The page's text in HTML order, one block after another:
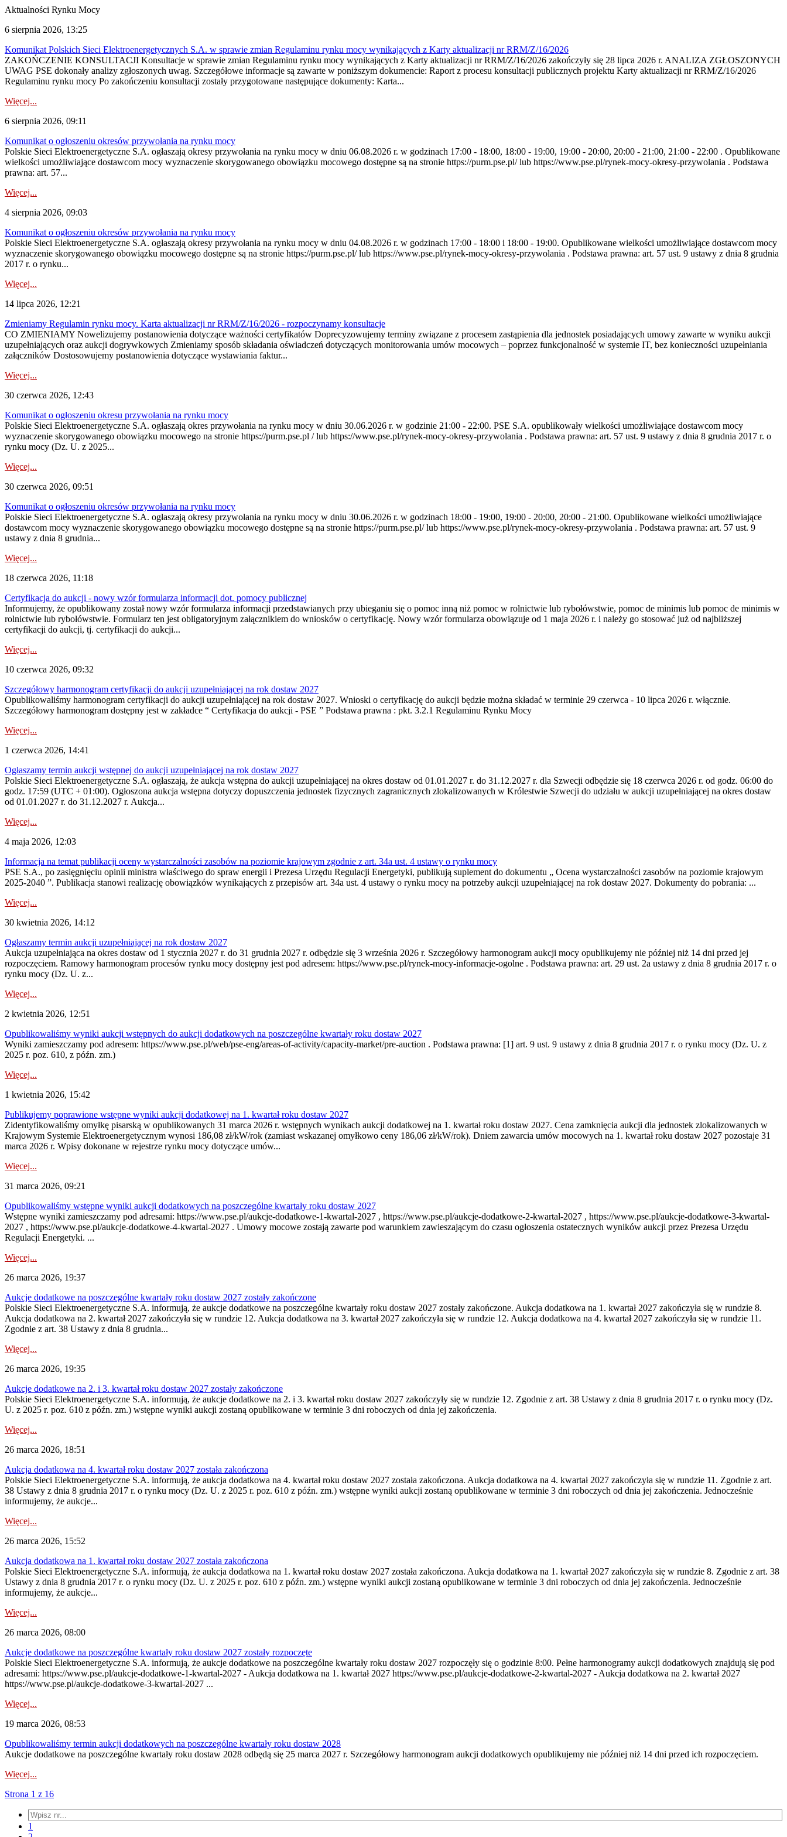
Aktualności Rynku Mocy
6 sierpnia 2026, 13:25
Komunikat Polskich Sieci Elektroenergetycznych S.A. w sprawie zmian Regulaminu rynku mocy wynikających z Karty aktualizacji nr RRM/Z/16/2026
ZAKOŃCZENIE KONSULTACJI Konsultacje w sprawie zmian Regulaminu rynku mocy wynikających z Karty aktualizacji nr RRM/Z/16/2026 zakończyły się 28 lipca 2026 r. ANALIZA ZGŁOSZONYCH
UWAG PSE dokonały analizy zgłoszonych uwag. Szczegółowe informacje są zawarte w poniższym dokumencie: Raport z procesu konsultacji publicznych projektu Karty aktualizacji nr RRM/Z/16/2026
Regulaminu rynku mocy Po zakończeniu konsultacji zostały przygotowane następujące dokumenty: Karta...
Więcej...
6 sierpnia 2026, 09:11
Komunikat o ogłoszeniu okresów przywołania na rynku mocy
Polskie Sieci Elektroenergetyczne S.A. ogłaszają okresy przywołania na rynku mocy w dniu 06.08.2026 r. w godzinach 17:00 - 18:00, 18:00 - 19:00, 19:00 - 20:00, 20:00 - 21:00, 21:00 - 22:00 . Opublikowane
wielkości umożliwiające dostawcom mocy wyznaczenie skorygowanego obowiązku mocowego dostępne są na stronie https://purm.pse.pl/ lub https://www.pse.pl/rynek-mocy-okresy-przywolania . Podstawa
prawna: art. 57...
Więcej...
4 sierpnia 2026, 09:03
Komunikat o ogłoszeniu okresów przywołania na rynku mocy
Polskie Sieci Elektroenergetyczne S.A. ogłaszają okresy przywołania na rynku mocy w dniu 04.08.2026 r. w godzinach 17:00 - 18:00 i 18:00 - 19:00. Opublikowane wielkości umożliwiające dostawcom mocy
wyznaczenie skorygowanego obowiązku mocowego dostępne są na stronie https://purm.pse.pl/ lub https://www.pse.pl/rynek-mocy-okresy-przywolania . Podstawa prawna: art. 57 ust. 9 ustawy z dnia 8 grudnia
2017 r. o rynku...
Więcej...
14 lipca 2026, 12:21
Zmieniamy Regulamin rynku mocy. Karta aktualizacji nr RRM/Z/16/2026 - rozpoczynamy konsultacje
CO ZMIENIAMY Nowelizujemy postanowienia dotyczące ważności certyfikatów Doprecyzowujemy terminy związane z procesem zastąpienia dla jednostek posiadających umowy zawarte w wyniku aukcji
uzupełniających oraz aukcji dogrywkowych Zmieniamy sposób składania oświadczeń dotyczących monitorowania umów mocowych – poprzez funkcjonalność w systemie IT, bez konieczności uzupełniania
załączników Dostosowujemy postanowienia dotyczące wystawiania faktur...
Więcej...
30 czerwca 2026, 12:43
Komunikat o ogłoszeniu okresu przywołania na rynku mocy
Polskie Sieci Elektroenergetyczne S.A. ogłaszają okres przywołania na rynku mocy w dniu 30.06.2026 r. w godzinie 21:00 - 22:00. PSE S.A. opublikowały wielkości umożliwiające dostawcom mocy
wyznaczenie skorygowanego obowiązku mocowego na stronie https://purm.pse.pl / lub https://www.pse.pl/rynek-mocy-okresy-przywolania . Podstawa prawna: art. 57 ust. 9 ustawy z dnia 8 grudnia 2017 r. o
rynku mocy (Dz. U. z 2025...
Więcej...
30 czerwca 2026, 09:51
Komunikat o ogłoszeniu okresów przywołania na rynku mocy
Polskie Sieci Elektroenergetyczne S.A. ogłaszają okresy przywołania na rynku mocy w dniu 30.06.2026 r. w godzinach 18:00 - 19:00, 19:00 - 20:00, 20:00 - 21:00. Opublikowane wielkości umożliwiające
dostawcom mocy wyznaczenie skorygowanego obowiązku mocowego dostępne są na stronie https://purm.pse.pl/ lub https://www.pse.pl/rynek-mocy-okresy-przywolania . Podstawa prawna: art. 57 ust. 9
ustawy z dnia 8 grudnia...
Więcej...
18 czerwca 2026, 11:18
Certyfikacja do aukcji - nowy wzór formularza informacji dot. pomocy publicznej
Informujemy, że opublikowany został nowy wzór formularza informacji przedstawianych przy ubieganiu się o pomoc inną niż pomoc w rolnictwie lub rybołówstwie, pomoc de minimis lub pomoc de minimis w
rolnictwie lub rybołówstwie. Formularz ten jest obligatoryjnym załącznikiem do wniosków o certyfikację. Nowy wzór formularza obowiązuje od 1 maja 2026 r. i należy go stosować już od najbliższej
certyfikacji do aukcji, tj. certyfikacji do aukcji...
Więcej...
10 czerwca 2026, 09:32
Szczegółowy harmonogram certyfikacji do aukcji uzupełniającej na rok dostaw 2027
Opublikowaliśmy harmonogram certyfikacji do aukcji uzupełniającej na rok dostaw 2027. Wnioski o certyfikację do aukcji będzie można składać w terminie 29 czerwca - 10 lipca 2026 r. włącznie.
Szczegółowy harmonogram dostępny jest w zakładce “ Certyfikacja do aukcji - PSE ” Podstawa prawna : pkt. 3.2.1 Regulaminu Rynku Mocy
Więcej...
1 czerwca 2026, 14:41
Ogłaszamy termin aukcji wstępnej do aukcji uzupełniającej na rok dostaw 2027
Polskie Sieci Elektroenergetyczne S.A. ogłaszają, że aukcja wstępna do aukcji uzupełniającej na okres dostaw od 01.01.2027 r. do 31.12.2027 r. dla Szwecji odbędzie się 18 czerwca 2026 r. od godz. 06:00 do
godz. 17:59 (UTC + 01:00). Ogłoszona aukcja wstępna dotyczy dopuszczenia jednostek fizycznych zagranicznych zlokalizowanych w Królestwie Szwecji do udziału w aukcji uzupełniającej na okres dostaw
od 01.01.2027 r. do 31.12.2027 r. Aukcja...
Więcej...
4 maja 2026, 12:03
Informacja na temat publikacji oceny wystarczalności zasobów na poziomie krajowym zgodnie z art. 34a ust. 4 ustawy o rynku mocy
PSE S.A., po zasięgnięciu opinii ministra właściwego do spraw energii i Prezesa Urzędu Regulacji Energetyki, publikują suplement do dokumentu „ Ocena wystarczalności zasobów na poziomie krajowym
2025-2040 ”. Publikacja stanowi realizację obowiązków wynikających z przepisów art. 34a ust. 4 ustawy o rynku mocy na potrzeby aukcji uzupełniającej na rok dostaw 2027. Dokumenty do pobrania: ...
Więcej...
30 kwietnia 2026, 14:12
Ogłaszamy termin aukcji uzupełniającej na rok dostaw 2027
Aukcja uzupełniająca na okres dostaw od 1 stycznia 2027 r. do 31 grudnia 2027 r. odbędzie się 3 września 2026 r. Szczegółowy harmonogram aukcji mocy opublikujemy nie później niż 14 dni przed jej
rozpoczęciem. Ramowy harmonogram procesów rynku mocy dostępny jest pod adresem: https://www.pse.pl/rynek-mocy-informacje-ogolne . Podstawa prawna: art. 29 ust. 2a ustawy z dnia 8 grudnia 2017 r. o
rynku mocy (Dz. U. z...
Więcej...
2 kwietnia 2026, 12:51
Opublikowaliśmy wyniki aukcji wstępnych do aukcji dodatkowych na poszczególne kwartały roku dostaw 2027
Wyniki zamieszczamy pod adresem: https://www.pse.pl/web/pse-eng/areas-of-activity/capacity-market/pre-auction . Podstawa prawna: [1] art. 9 ust. 9 ustawy z dnia 8 grudnia 2017 r. o rynku mocy (Dz. U. z
2025 r. poz. 610, z późn. zm.)
Więcej...
1 kwietnia 2026, 15:42
Publikujemy poprawione wstępne wyniki aukcji dodatkowej na 1. kwartał roku dostaw 2027
Zidentyfikowaliśmy omyłkę pisarską w opublikowanych 31 marca 2026 r. wstępnych wynikach aukcji dodatkowej na 1. kwartał roku dostaw 2027. Cena zamknięcia aukcji dla jednostek zlokalizowanych w
Krajowym Systemie Elektroenergetycznym wynosi 186,08 zł/kW/rok (zamiast wskazanej omyłkowo ceny 186,06 zł/kW/rok). Dniem zawarcia umów mocowych na 1. kwartał roku dostaw 2027 pozostaje 31
marca 2026 r. Wpisy dokonane w rejestrze rynku mocy dotyczące umów...
Więcej...
31 marca 2026, 09:21
Opublikowaliśmy wstępne wyniki aukcji dodatkowych na poszczególne kwartały roku dostaw 2027
Wstępne wyniki zamieszczamy pod adresami: https://www.pse.pl/aukcje-dodatkowe-1-kwartal-2027 , https://www.pse.pl/aukcje-dodatkowe-2-kwartal-2027 , https://www.pse.pl/aukcje-dodatkowe-3-kwartal-
2027 , https://www.pse.pl/aukcje-dodatkowe-4-kwartal-2027 . Umowy mocowe zostają zawarte pod warunkiem zawieszającym do czasu ogłoszenia ostatecznych wyników aukcji przez Prezesa Urzędu
Regulacji Energetyki. ...
Więcej...
26 marca 2026, 19:37
Aukcje dodatkowe na poszczególne kwartały roku dostaw 2027 zostały zakończone
Polskie Sieci Elektroenergetyczne S.A. informują, że aukcje dodatkowe na poszczególne kwartały roku dostaw 2027 zostały zakończone. Aukcja dodatkowa na 1. kwartał 2027 zakończyła się w rundzie 8.
Aukcja dodatkowa na 2. kwartał 2027 zakończyła się w rundzie 12. Aukcja dodatkowa na 3. kwartał 2027 zakończyła się w rundzie 12. Aukcja dodatkowa na 4. kwartał 2027 zakończyła się w rundzie 11.
Zgodnie z art. 38 Ustawy z dnia 8 grudnia...
Więcej...
26 marca 2026, 19:35
Aukcje dodatkowe na 2. i 3. kwartał roku dostaw 2027 zostały zakończone
Polskie Sieci Elektroenergetyczne S.A. informują, że aukcje dodatkowe na 2. i 3. kwartał roku dostaw 2027 zakończyły się w rundzie 12. Zgodnie z art. 38 Ustawy z dnia 8 grudnia 2017 r. o rynku mocy (Dz.
U. z 2025 r. poz. 610 z późn. zm.) wstępne wyniki aukcji zostaną opublikowane w terminie 3 dni roboczych od dnia jej zakończenia.
Więcej...
26 marca 2026, 18:51
Aukcja dodatkowa na 4. kwartał roku dostaw 2027 została zakończona
Polskie Sieci Elektroenergetyczne S.A. informują, że aukcja dodatkowa na 4. kwartał roku dostaw 2027 została zakończona. Aukcja dodatkowa na 4. kwartał 2027 zakończyła się w rundzie 11. Zgodnie z art.
38 Ustawy z dnia 8 grudnia 2017 r. o rynku mocy (Dz. U. z 2025 r. poz. 610 z późn. zm.) wstępne wyniki aukcji zostaną opublikowane w terminie 3 dni roboczych od dnia jej zakończenia. Jednocześnie
informujemy, że aukcje...
Więcej...
26 marca 2026, 15:52
Aukcja dodatkowa na 1. kwartał roku dostaw 2027 została zakończona
Polskie Sieci Elektroenergetyczne S.A. informują, że aukcja dodatkowa na 1. kwartał roku dostaw 2027 została zakończona. Aukcja dodatkowa na 1. kwartał 2027 zakończyła się w rundzie 8. Zgodnie z art. 38
Ustawy z dnia 8 grudnia 2017 r. o rynku mocy (Dz. U. z 2025 r. poz. 610 z późn. zm.) wstępne wyniki aukcji zostaną opublikowane w terminie 3 dni roboczych od dnia jej zakończenia. Jednocześnie
informujemy, że aukcje...
Więcej...
26 marca 2026, 08:00
Aukcje dodatkowe na poszczególne kwartały roku dostaw 2027 zostały rozpoczęte
Polskie Sieci Elektroenergetyczne S.A. informują, że aukcje dodatkowe na poszczególne kwartały roku dostaw 2027 rozpoczęły się o godzinie 8:00. Pełne harmonogramy aukcji dodatkowych znajdują się pod
adresami: https://www.pse.pl/aukcje-dodatkowe-1-kwartal-2027 - Aukcja dodatkowa na 1. kwartał 2027 https://www.pse.pl/aukcje-dodatkowe-2-kwartal-2027 - Aukcja dodatkowa na 2. kwartał 2027
https://www.pse.pl/aukcje-dodatkowe-3-kwartal-2027 ...
Więcej...
19 marca 2026, 08:53
Opublikowaliśmy termin aukcji dodatkowych na poszczególne kwartały roku dostaw 2028
Aukcje dodatkowe na poszczególne kwartały roku dostaw 2028 odbędą się 25 marca 2027 r. Szczegółowy harmonogram aukcji dodatkowych opublikujemy nie później niż 14 dni przed ich rozpoczęciem.
Więcej...
Strona 1 z 16
1